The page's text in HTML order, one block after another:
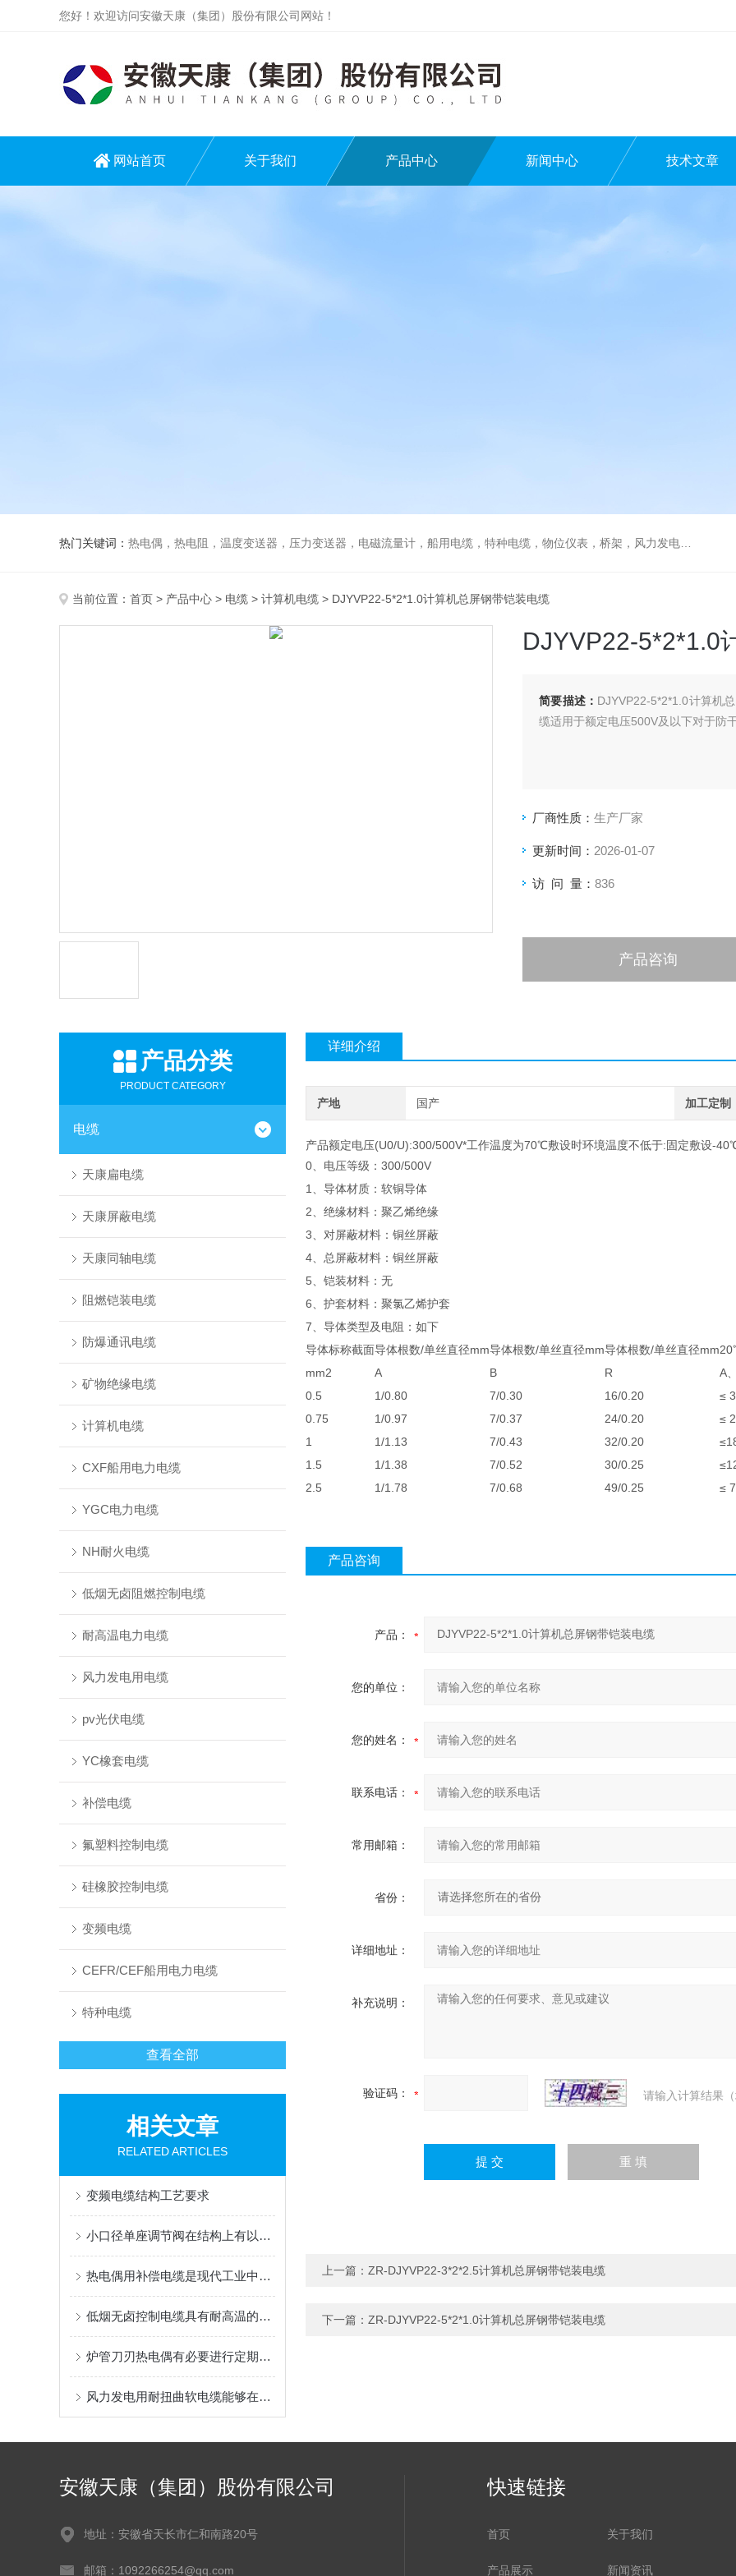
您好！欢迎访问安徽天康（集团）股份有限公司网站！
网站首页 关于我们 产品中心 新闻中心 技术文章
热门关键词： 热电偶，热电阻，温度变送器，压力变送器，电磁流量计，船用电缆，特种电缆，物位仪表，桥架，风力发电用电缆
当前位置： 首页 > 产品中心 > 电缆 > 计算机电缆 > DJYVP22-5*2*1.0计算机总屏钢带铠装电缆
DJYVP22-5*2*1.0
简要描述： DJYVP22-5*2*1.0计算机
缆适用于额定电压500V及以下对于防
厂商性质： 生产厂家
更新时间： 2026-01-07
访 问 量： 836
产品咨询
产品分类
PRODUCT CATEGORY
电缆
天康扁电缆
天康屏蔽电缆
天康同轴电缆
阻燃铠装电缆
防爆通讯电缆
矿物绝缘电缆
计算机电缆
CXF船用电力电缆
YGC电力电缆
NH耐火电缆
低烟无卤阻燃控制电缆
耐高温电力电缆
风力发电用电缆
pv光伏电缆
YC橡套电缆
补偿电缆
氟塑料控制电缆
硅橡胶控制电缆
变频电缆
CEFR/CEF船用电力电缆
特种电缆
查看全部
相关文章
RELATED ARTICLES
变频电缆结构工艺要求
小口径单座调节阀在结构上有以下几个特别之处
热电偶用补偿电缆是现代工业中非常重要的测量设备
低烟无卤控制电缆具有耐高温的特点
炉管刀刃热电偶有必要进行定期校准
风力发电用耐扭曲软电缆能够在设备运转时承受一定的扭转力
详细介绍
产地 国产 加工定制
产品额定电压(U0/U):300/500V*工作温度为70℃敷设时环境温度不低于:固定敷设-
0、电压等级：300/500V
1、导体材质：软铜导体
2、绝缘材料：聚乙烯绝缘
3、对屏蔽材料：铜丝屏蔽
4、总屏蔽材料：铜丝屏蔽
5、铠装材料：无
6、护套材料：聚氯乙烯护套
7、导体类型及电阻：如下
导体标称截面导体根数/单丝直径mm导体根数/单丝直径mm导体根数/单丝直径mm
mm2
A B R A
0.5
1/0.80 7/0.30 16/0.20 ≤
0.75
1/0.97 7/0.37 24/0.20 ≤
1
1/1.13 7/0.43 32/0.20
1.5
1/1.38 7/0.52 30/0.25
2.5
1/1.78 7/0.68 49/0.25 ≤
产品咨询
产品：
您的单位：
您的姓名：
联系电话：
常用邮箱：
省份：
详细地址：
补充说明：
验证码： 请输入计算结果
上一篇： ZR-DJYVP22-3*2*2.5计算机总屏钢带铠装电缆
下一篇： ZR-DJYVP22-5*2*1.0计算机总屏钢带铠装电缆
安徽天康（集团）股份有限公司
地址：安徽省天长市仁和南路20号
邮箱：1092266254@qq.com
快速链接
首页 关于我们
产品展示 新闻资讯